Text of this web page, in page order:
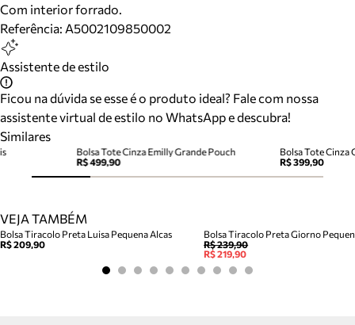
Com interior forrado.
Referência: A5002109850002
Assistente de estilo
Ficou na dúvida se esse é o produto ideal? Fale com nossa
assistente virtual de estilo no WhatsApp e descubra!
Similares
Bolsa Tote Cinza Emilly Grande Pouch
R$ 499,90
Bolsa Tote Cinza
R$ 399,90
VEJA TAMBÉM
Bolsa Tiracolo Preta Luisa Pequena Alcas
R$ 209,90
Bolsa Tiracolo Preta Giorno
R$ 239,90
R$ 219,90